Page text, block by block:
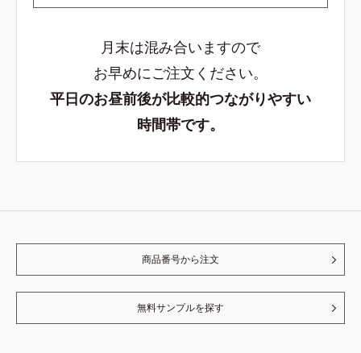
月末は混み合いますので
お早めにご注文ください。
平日のお昼前後が比較的つながりやすい
時間帯です。
商品番号から注文
無料サンプルを探す